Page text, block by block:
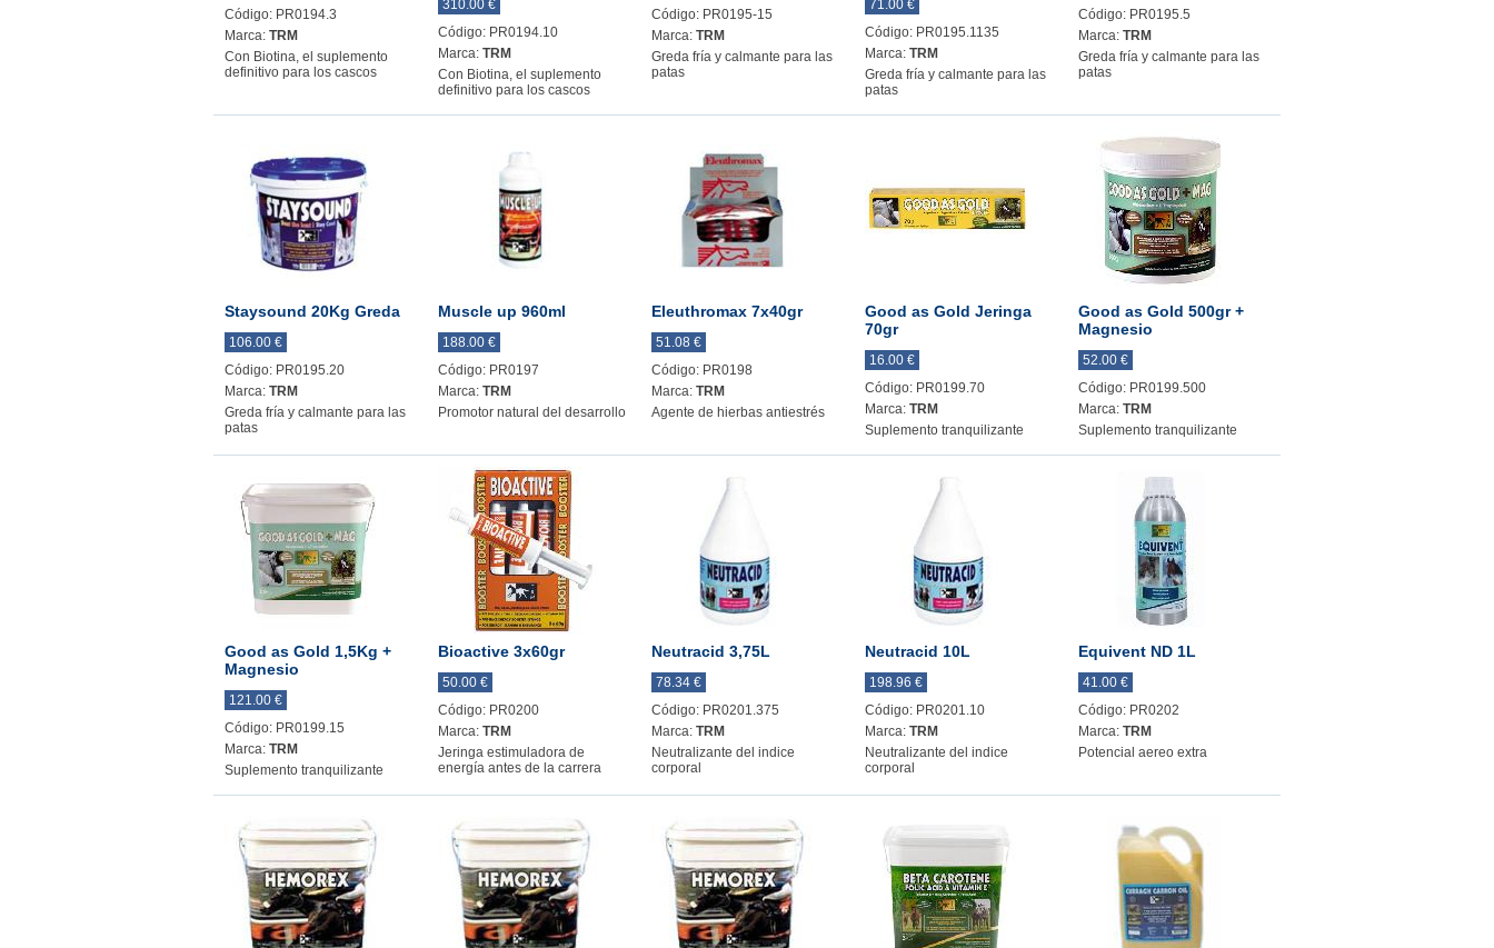
Código: PR0194.3
Marca: TRM
Con Biotina, el suplemento
definitivo para los cascos
310.00 €
Código: PR0194.10
Marca: TRM
Con Biotina, el suplemento
definitivo para los cascos
Código: PR0195-15
Marca: TRM
Greda fría y calmante para las
patas
71.00 €
Código: PR0195.1135
Marca: TRM
Greda fría y calmante para las
patas
Código: PR0195.5
Marca: TRM
Greda fría y calmante para las
patas
Staysound 20Kg Greda
106.00 €
Código: PR0195.20
Marca: TRM
Greda fría y calmante para las
patas
Muscle up 960ml
188.00 €
Código: PR0197
Marca: TRM
Promotor natural del desarrollo
Eleuthromax 7x40gr
51.08 €
Código: PR0198
Marca: TRM
Agente de hierbas antiestrés
Good as Gold Jeringa
70gr
16.00 €
Código: PR0199.70
Marca: TRM
Suplemento tranquilizante
Good as Gold 500gr +
Magnesio
52.00 €
Código: PR0199.500
Marca: TRM
Suplemento tranquilizante
Good as Gold 1,5Kg +
Magnesio
121.00 €
Código: PR0199.15
Marca: TRM
Suplemento tranquilizante
Bioactive 3x60gr
50.00 €
Código: PR0200
Marca: TRM
Jeringa estimuladora de
energía antes de la carrera
Neutracid 3,75L
78.34 €
Código: PR0201.375
Marca: TRM
Neutralizante del indice
corporal
Neutracid 10L
198.96 €
Código: PR0201.10
Marca: TRM
Neutralizante del indice
corporal
Equivent ND 1L
41.00 €
Código: PR0202
Marca: TRM
Potencial aereo extra